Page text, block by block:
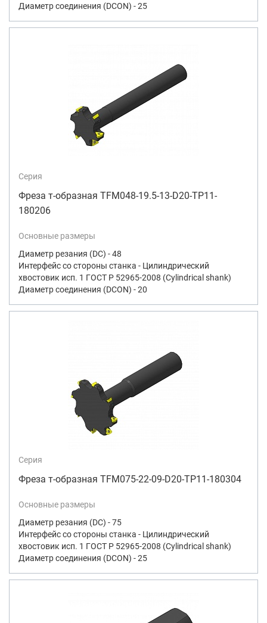
Диаметр соединения (DCON) - 25
Серия
Фреза т-образная TFM048-19.5-13-D20-TP11-
180206
Основные размеры
Диаметр резания (DC) - 48
Интерфейс со стороны станка - Цилиндрический
хвостовик исп. 1 ГОСТ Р 52965-2008 (Cylindrical shank)
Диаметр соединения (DCON) - 20
Серия
Фреза т-образная TFM075-22-09-D20-TP11-180304
Основные размеры
Диаметр резания (DC) - 75
Интерфейс со стороны станка - Цилиндрический
хвостовик исп. 1 ГОСТ Р 52965-2008 (Cylindrical shank)
Диаметр соединения (DCON) - 25